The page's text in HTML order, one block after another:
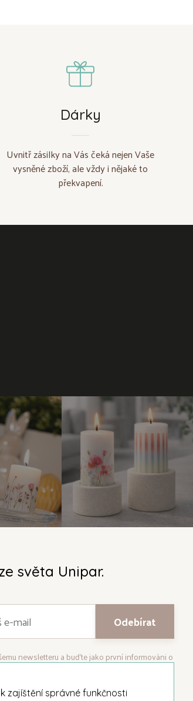
Dárky
Uvnitř zásilky na Vás čeká nejen Vaše
vysněné zboží, ale vždy i nějaké to
překvapení.
světa Unipar.
newsletteru a buďte jako první informováni o
zajíštění správné funkčnosti